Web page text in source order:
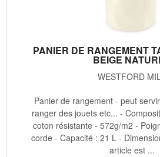
PANIER DE RANGEMENT
BEIGE
WESTFORD
Panier de rangement - peut
ranger des jouets etc... -
coton résistante - 572g/m2 -
corde - Capacité : 21 L -
article est ...